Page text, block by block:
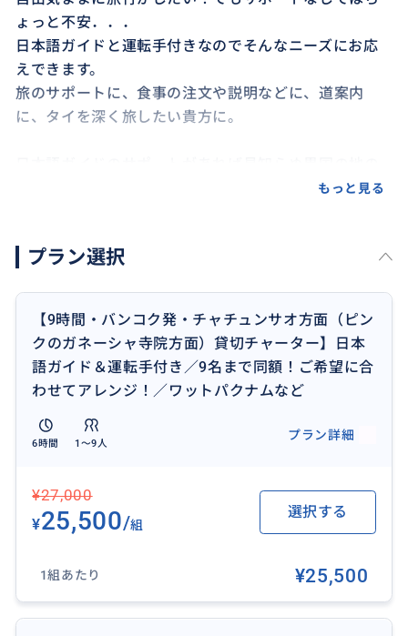
ょっと不安．．．
日本語ガイドと運転手付きなのでそんなニーズにお応
えできます。
旅のサポートに、食事の注文や説明などに、道案内
に、タイを深く旅したい貴方に。
もっと見る
プラン選択
【9時間・バンコク発・チャチュンサオ方面（ピン
クのガネーシャ寺院方面）貸切チャーター】日本
語ガイド＆運転手付き／9名まで同額！ご希望に合
わせてアレンジ！／ワットパクナムなど
6時間 1〜9人
プラン詳細
¥27,000
¥25,500/組
選択する
1組あたり ¥25,500